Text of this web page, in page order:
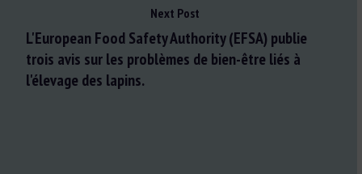
Next Post
L'European Food Safety Authority (EFSA) publie
trois avis sur les problèmes de bien-être liés à
l'élevage des lapins.